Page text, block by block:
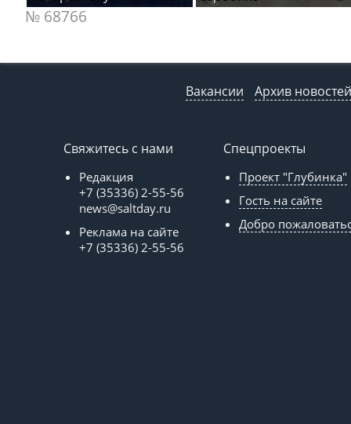
№ 68766
Вакансии Архив новостей
Свяжитесь с нами
Редакция
+7 (35336) 2-55-56
news@saltday.ru
Реклама на сайте
+7 (35336) 2-55-56
Спецпроекты
Проект "Глубинка"
Гость на сайте
Добро